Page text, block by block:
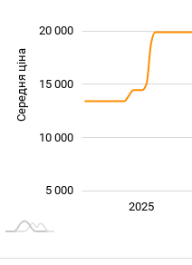
Середня ціна 10 000
10 000
20 000
15 000
5 000
2025